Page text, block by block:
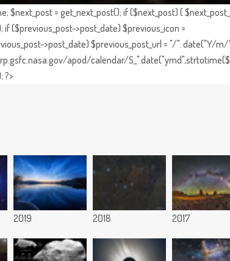
= get_next_post(); if ($next_post) {
($previous_post->post_date) $previous_icon =
>post_date) $previous_post_url = "/". date("Y/
apod/calendar/
?>
2019 2018 2017